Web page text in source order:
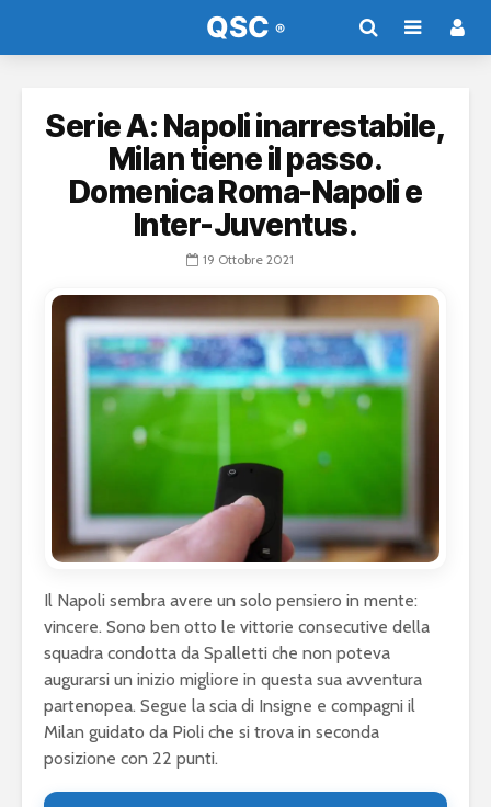
Serie A: Napoli inarrestabile,
Milan tiene il passo.
Domenica Roma-Napoli e
Inter-Juventus.
19 Ottobre 2021
Il Napoli sembra avere un solo pensiero in mente:
vincere. Sono ben otto le vittorie consecutive della
squadra condotta da Spalletti che non poteva
augurarsi un inizio migliore in questa sua avventura
partenopea. Segue la scia di Insigne e compagni il
Milan guidato da Pioli che si trova in seconda
posizione con 22 punti.